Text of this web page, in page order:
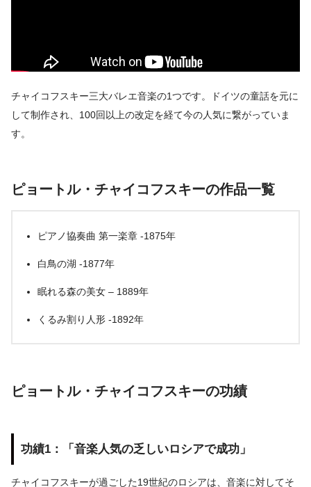
チャイコフスキー三大バレエ音楽の1つです。ドイツの童話を元に
して制作され、100回以上の改定を経て今の人気に繋がっていま
す。
ピョートル・チャイコフスキーの作品一覧
ピアノ協奏曲 第一楽章 -1875年
白鳥の湖 -1877年
眠れる森の美女 – 1889年
くるみ割り人形 -1892年
ピョートル・チャイコフスキーの功績
功績1：「音楽人気の乏しいロシアで成功」
チャイコフスキーが過ごした19世紀のロシアは、音楽に対してそ